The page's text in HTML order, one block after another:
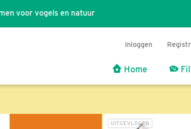
voor vogels en natuur
Inloggen
Home
UITGEVLOGEN